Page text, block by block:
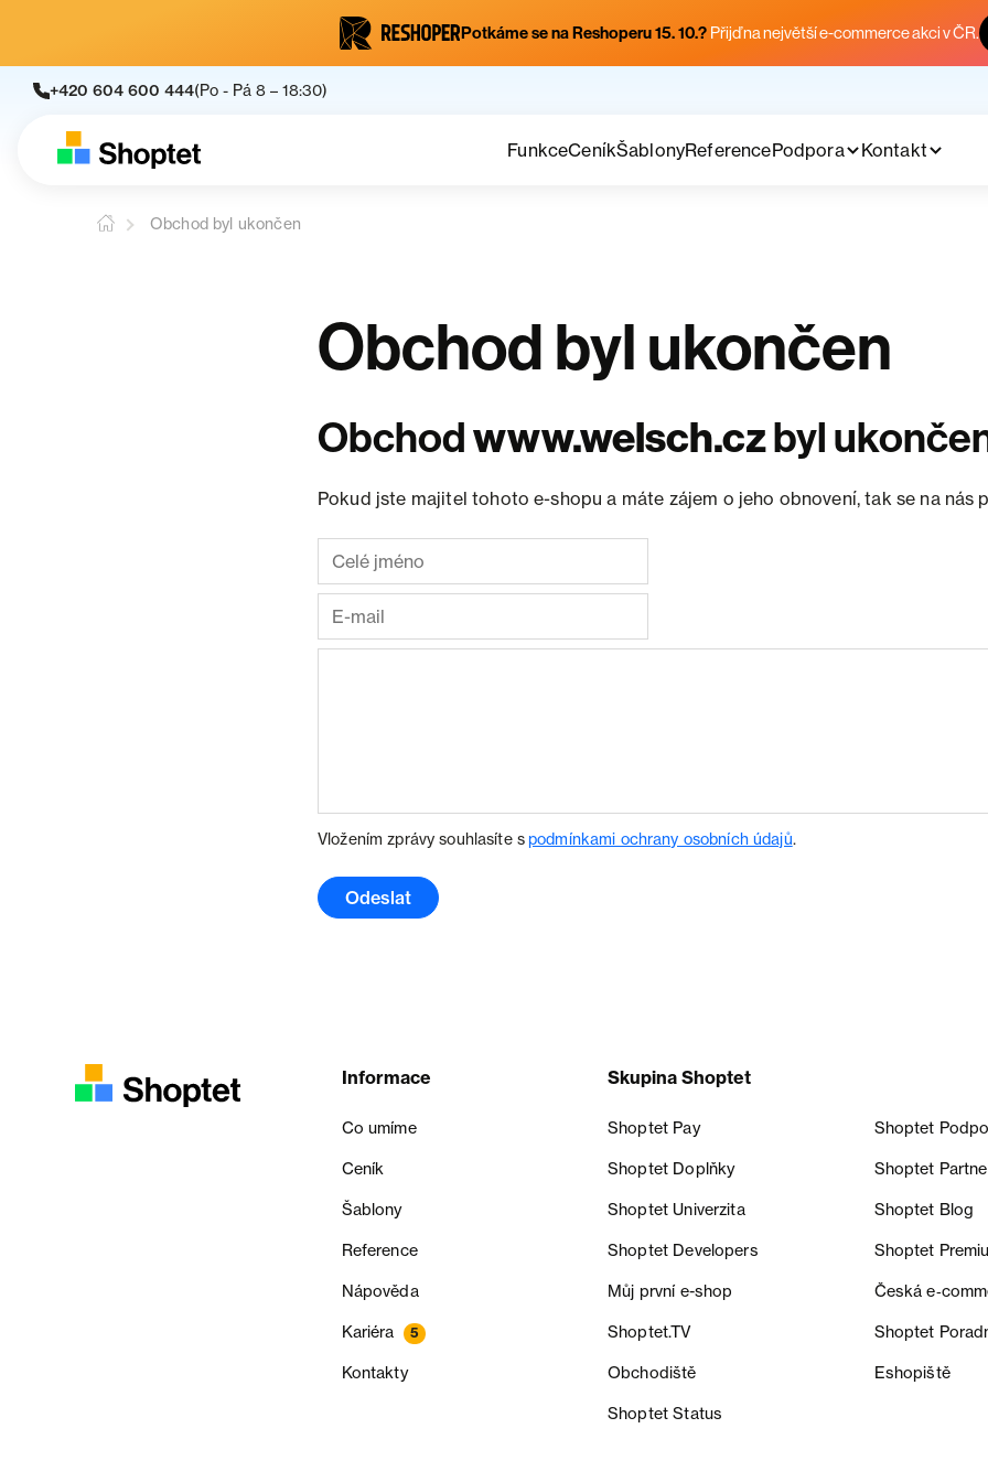
Potkáme se na Reshoperu 15. 10.? Přijď na největší e-commerce akci v ČR.
+420 604 600 444(Po - Pá 8 – 18:30)
FunkceCeníkŠablonyReferencePodpora Kontakt
Obchod byl ukončen
Obchod byl ukončen
Obchodwww.welsch.czbyl
Pokud jste majitel tohoto e-shopu a máte zájem o jeho obnovení, tak se na nás
Vložením zprávy souhlasíte spodmínkami ochrany osobních údajů.
Odeslat
Informace
Co umíme
Ceník
Šablony
Reference
Nápověda
Kariéra 5
Kontakty
Skupina Shoptet
Shoptet Pay Shoptet
Shoptet Doplňky Shoptet
Shoptet Univerzita Shoptet Blog
Shoptet Developers Shoptet
Můj první e-shop Česká
Shoptet.TV Shoptet
Obchodiště Eshopiště
Shoptet Status